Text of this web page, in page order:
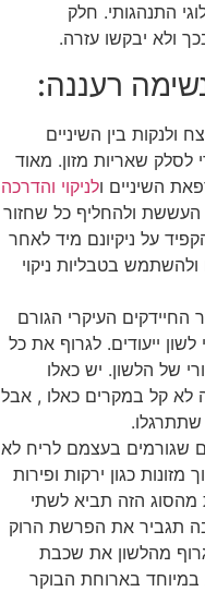
התנהגותי. חלק
ולא יבקשו עזרה.
רעננה:
ולנקות בין השיניים
לסלק שאריות מזון. מאוד
השיניים ולניקוי והדרכה
העששת ולהחליף כל שחזור
על ניקיונם מיד לאחר
בטבליות ניקוי
העיקרי הגורם
ייעודים. לגרוף את כל
של הלשון. יש כאלו
לא קל במקרים כאלו , אבל
שתתרגלו.
שגורמים בעצמם לריח לא
כגון ירקות ופירות
מהסוג הזה תביא לשתי
תגביר את הפרשת הרוק
מהלשון את שכבת
בארוחת הבוקר